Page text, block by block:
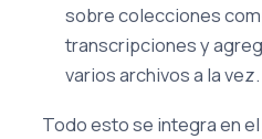
sobre colecciones
transcripciones y
varios archivos a la vez.
Todo esto se integra en